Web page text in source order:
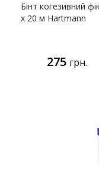
Бінт когезивний
х 20 м Hartmann
275 грн.